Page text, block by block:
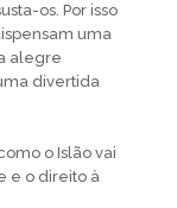
os. Por isso
uma
alegre
divertida
o Islão vai
e o direito à